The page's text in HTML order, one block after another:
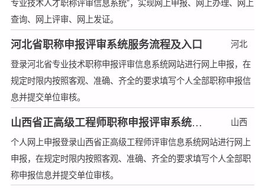
专业技术人才职称评审信息系统”，实现网上申报、网上办理、网上
查询、网上评审、网上发证。
河北省职称申报评审系统服务流程及入口
河北
登录河北省专业技术职称申报评审信息系统网站进行网上申报，在
规定时限内按照客观、准确、齐全的要求填写个人全部职称申报信
息并提交单位审核。
山西省正高级工程师职称申报评审系统服务流程及入口
山西
个人网上申报登录山西省正高级工程师评审信息系统网站进行网上
申报，在规定时限内按照客观、准确、齐全的要求填写个人全部职
称申报信息并提交单位审核。